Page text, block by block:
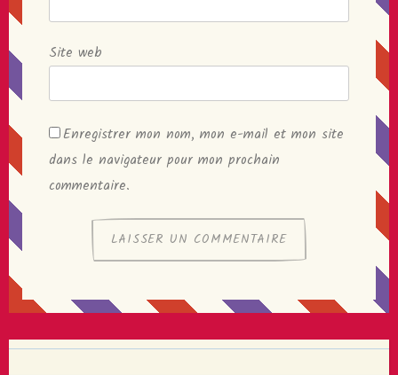
Site web
Enregistrer mon nom, mon e-mail et mon site
dans le navigateur pour mon prochain
commentaire.